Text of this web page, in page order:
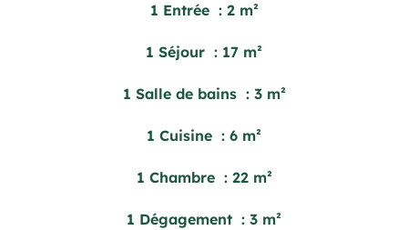
1 Entrée 2 m²
1 Séjour 17 m²
1 Salle de bains 3 m²
1 Cuisine 6 m²
1 Chambre 22 m²
1 Dégagement 3 m²